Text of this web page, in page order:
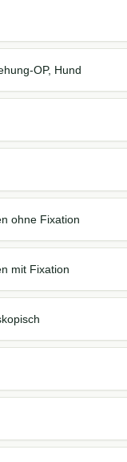
OP, Hund
ohne Fixation
mit Fixation